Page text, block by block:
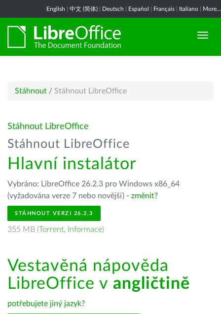
English 中文 (简体) Deutsch Español Français Italiano More...
Stáhnout / Stáhnout LibreOffice
Stáhnout LibreOffice
Stáhnout LibreOffice
Hlavní instalátor
Vybráno: LibreOffice 26.2.3 pro Windows x86_64
(vyžadována verze 7 nebo novější) - změnit?
STÁHNOUT VERZI 26.2.3
355 MB (Torrent, Informace)
Vestavěná nápověda
LibreOffice v angličtině
potřebujete jiný jazyk?